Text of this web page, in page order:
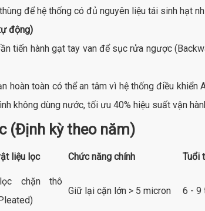
để hệ thống có đủ nguyên liệu tái sinh hạt
động)
tiến hành gạt tay van để sục rửa ngược
hoàn toàn có thể an tâm vì hệ thống điều
không dùng nước, tối ưu 40% hiệu suất vận
(Định kỳ theo năm)
liệu lọc Chức năng chính Tuổi
chặn thô
Giữ lại cặn lớn > 5 micron 6 - 9